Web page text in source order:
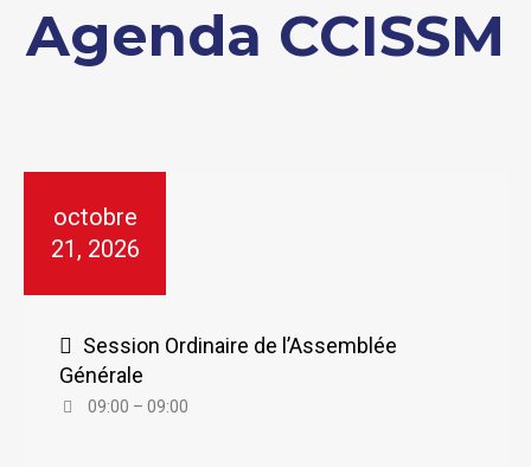
Agenda CCISSM
octobre
21, 2026
Session Ordinaire de l’Assemblée
Générale
09:00 – 09:00